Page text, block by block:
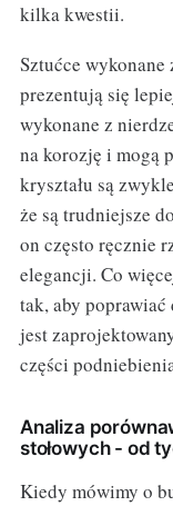
kilka kwestii.
Sztućce
prezentują się
wykonane z
na korozję i mogą
kryształu są
że są trudniejsze
on często ręcznie
elegancji. Co
tak, aby poprawiać
jest
części
Analiza
stołowych - od
Kiedy mówimy o